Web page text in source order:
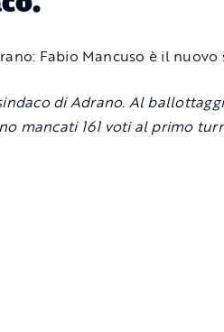
di Adrano. Al
mancati 161 voti al primo